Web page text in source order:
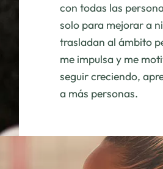
con todas las
solo para mejorar a
trasladan al ámbito
me impulsa y me
seguir creciendo,
a más personas.